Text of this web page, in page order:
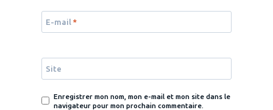
E-mail *
Site
Enregistrer mon nom, mon e-mail et mon site dans le
navigateur pour mon prochain commentaire.